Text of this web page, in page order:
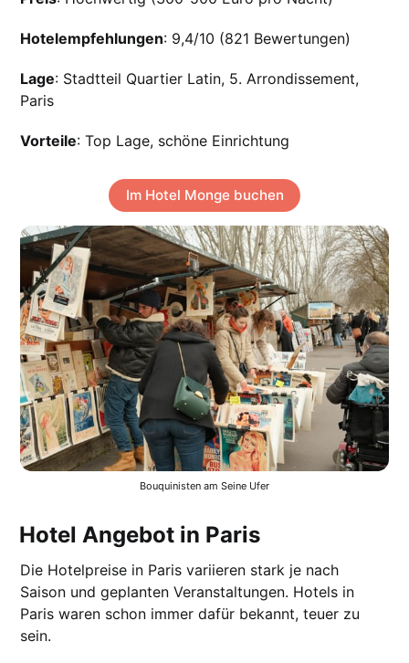
Hotelempfehlungen: 9,4/10 (821 Bewertungen)
Lage: Stadtteil Quartier Latin, 5. Arrondissement,
Paris
Vorteile: Top Lage, schöne Einrichtung
Im Hotel Monge buchen
Bouquinisten am Seine Ufer
Hotel Angebot in Paris
Die Hotelpreise in Paris variieren stark je nach
Saison und geplanten Veranstaltungen. Hotels in
Paris waren schon immer dafür bekannt, teuer zu
sein.